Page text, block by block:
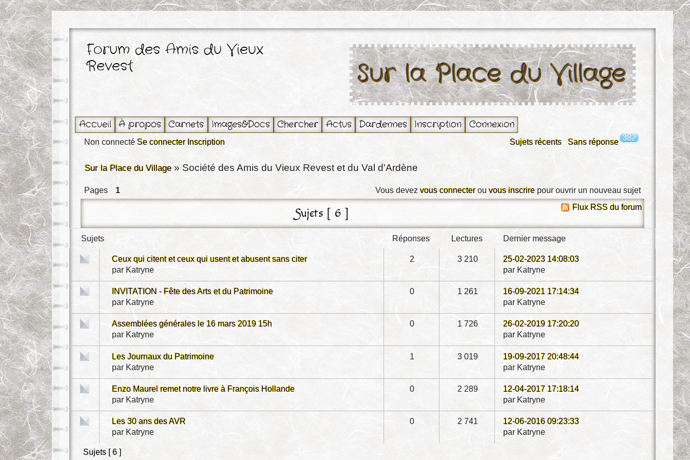
Sur la Place du Village
Forum des Amis du Vieux
Revest
Accueil À propos Carnets Images&Docs Chercher Actus Dardennes Inscription Connexion
Non connecté Se connecter Inscription Sujets récents Sans réponse 382
Sur la Place du Village » Société des Amis du Vieux Revest et du Val d'Ardène
Pages 1 Vous devezvous connecter ouvous inscrire pour ouvrir un nouveau sujet
Flux RSS du forum
Sujets [ 6 ]
Sujets réponses lectures dernier message
Ceux qui citent et ceux qui usent et abusent sans citer
par Katryne
2 3 210
25-02-2023 14:08:03
par Katryne
INVITATION - Fête des Arts et du Patrimoine
par Katryne
0 1 261
16-09-2021 17:14:34
par Katryne
Assemblées générales le 16 mars 2019 15h
par Katryne
0 1 726
26-02-2019 17:20:20
par Katryne
Les Journaux du Patrimoine
par Katryne
1 3 019
19-09-2017 20:48:44
par Katryne
Enzo Maurel remet notre livre à François Hollande
par Katryne
0 2 289
12-04-2017 17:18:14
par Katryne
Les 30 ans des AVR
par Katryne
0 2 741
12-06-2016 09:23:33
par Katryne
Sujets [ 6 ]